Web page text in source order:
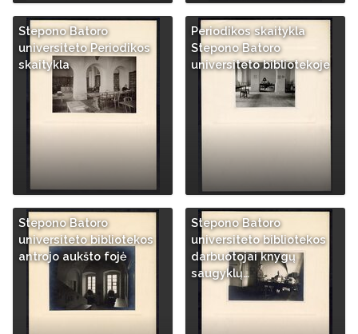
Stepono Batoro
universiteto Periodikos
skaitykla
Periodikos skaitykla
Stepono Batoro
universiteto bibliotekoje
Stepono Batoro
universiteto bibliotekos
antrojo aukšto fojė
Stepono Batoro
universiteto bibliotekos
darbuotojai knygų
saugyklų…